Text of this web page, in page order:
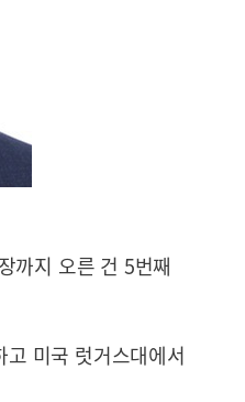
까지 오른 건 5번째
미국 럿거스대에서